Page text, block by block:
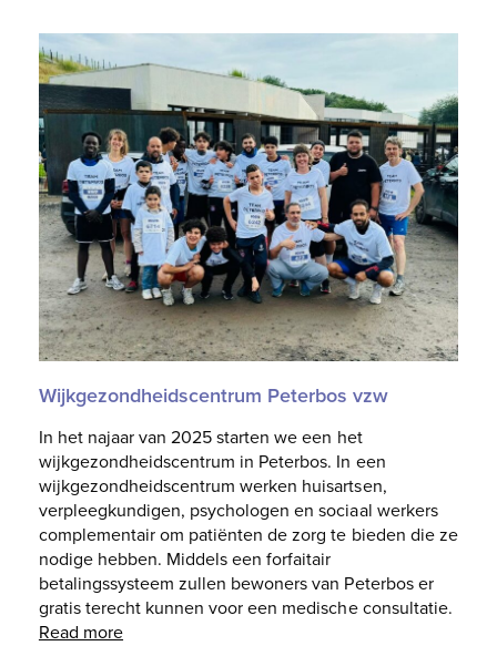
Wijkgezondheidscentrum Peterbos vzw
In het najaar van 2025 starten we een het
wijkgezondheidscentrum in Peterbos. In een
wijkgezondheidscentrum werken huisartsen,
verpleegkundigen, psychologen en sociaal werkers
complementair om patiënten de zorg te bieden die ze
nodige hebben. Middels een forfaitair
betalingssysteem zullen bewoners van Peterbos er
gratis terecht kunnen voor een medische consultatie.
Read more